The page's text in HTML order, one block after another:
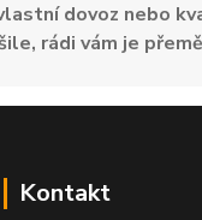
dovoz nebo
rádi vám je
Kontakt